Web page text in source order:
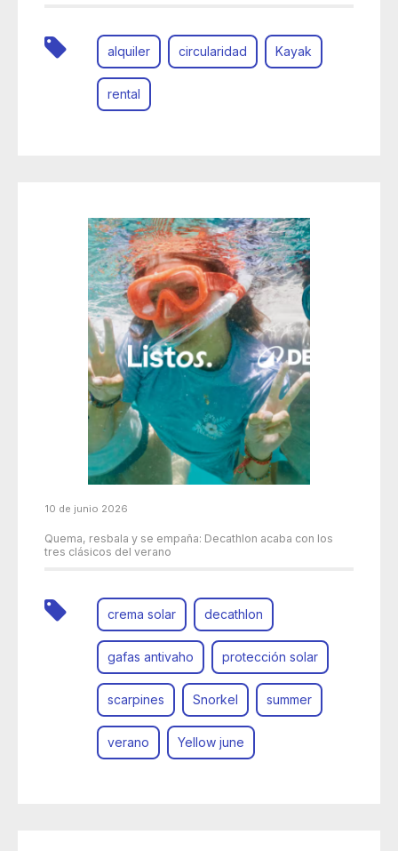
alquiler circularidad Kayak
rental
10 de junio 2026
Quema, resbala y se empaña: Decathlon acaba con los
tres clásicos del verano
crema solar decathlon
gafas antivaho protección solar
scarpines Snorkel summer
verano Yellow june